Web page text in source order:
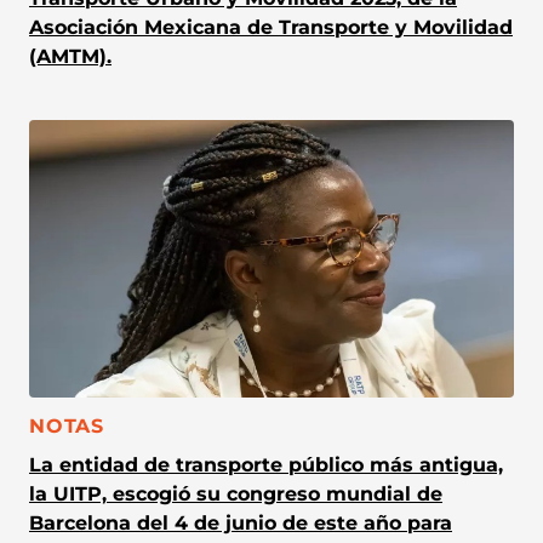
Asociación Mexicana de Transporte y Movilidad
(AMTM).
CATEGORÍA:
NOTAS
La entidad de transporte público más antigua,
la UITP, escogió su congreso mundial de
Barcelona del 4 de junio de este año para